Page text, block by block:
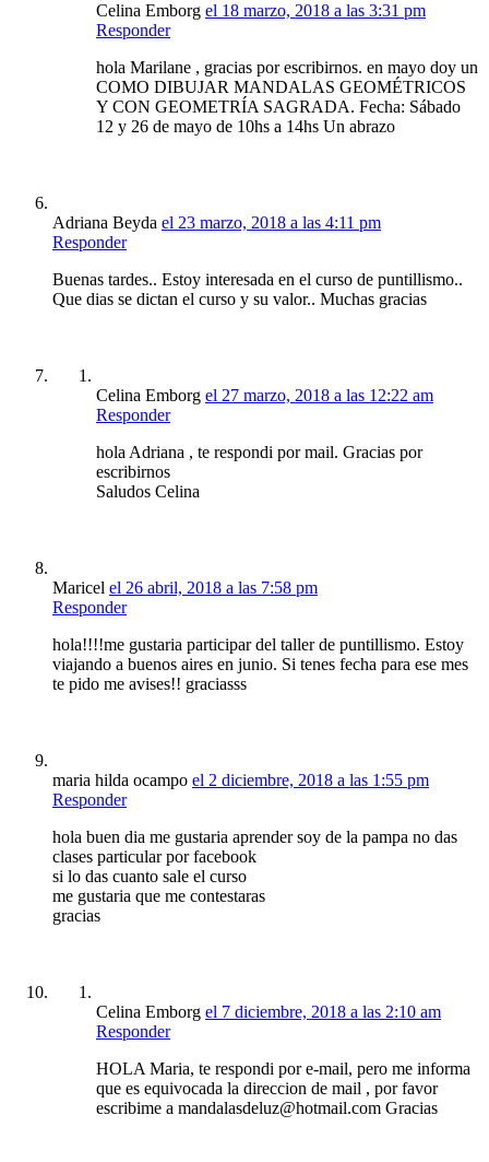
Celina Emborg el 18 marzo, 2018 a las 3:31 pm
Responder
hola Marilane , gracias por escribirnos. en mayo doy un
COMO DIBUJAR MANDALAS GEOMÉTRICOS
Y CON GEOMETRÍA SAGRADA. Fecha: Sábado
12 y 26 de mayo de 10hs a 14hs Un abrazo
Adriana Beyda el 23 marzo, 2018 a las 4:11 pm
Responder
Buenas tardes.. Estoy interesada en el curso de puntillismo..
Que dias se dictan el curso y su valor.. Muchas gracias
Celina Emborg el 27 marzo, 2018 a las 12:22 am
Responder
hola Adriana , te respondi por mail. Gracias por
escribirnos
Saludos Celina
Maricel el 26 abril, 2018 a las 7:58 pm
Responder
hola!!!!me gustaria participar del taller de puntillismo. Estoy
viajando a buenos aires en junio. Si tenes fecha para ese mes
te pido me avises!! graciasss
maria hilda ocampo el 2 diciembre, 2018 a las 1:55 pm
Responder
hola buen dia me gustaria aprender soy de la pampa no das
clases particular por facebook
si lo das cuanto sale el curso
me gustaria que me contestaras
gracias
Celina Emborg el 7 diciembre, 2018 a las 2:10 am
Responder
HOLA Maria, te respondi por e-mail, pero me informa
que es equivocada la direccion de mail , por favor
escribime a mandalasdeluz@hotmail.com Gracias